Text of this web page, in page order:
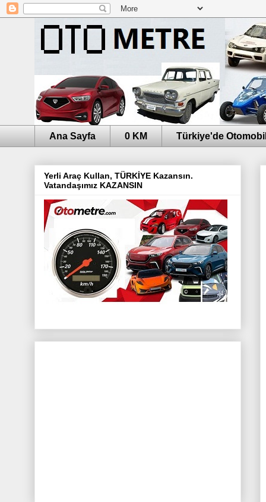
Ana Sayfa 0 KM Türkiye'de
Yerli Araç Kullan, TÜRKİYE Kazansın.
Vatandaşımız KAZANSIN